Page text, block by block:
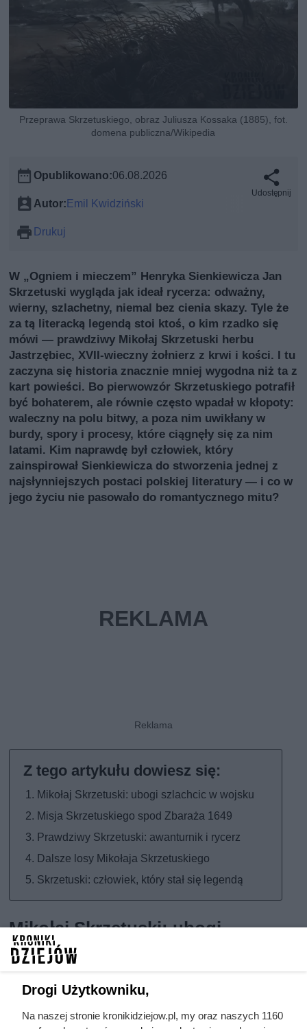
Przeprawa Skrzetuskiego, obraz Juliusza Kossaka (1885), fot.
domena publiczna/Wikipedia
Opublikowano:06.08.2026
Autor:Emil Kwidziński
Drukuj
Udostępnij
W „Ogniem i mieczem” Henryka Sienkiewicza Jan
Skrzetuski wygląda jak ideał rycerza: odważny,
wierny, szlachetny, niemal bez cienia skazy. Tyle że
za tą literacką legendą stoi ktoś, o kim rzadko się
mówi — prawdziwy Mikołaj Skrzetuski herbu
Jastrzębiec, XVII‑wieczny żołnierz z krwi i kości. I tu
zaczyna się historia znacznie mniej wygodna niż ta z
kart powieści. Bo pierwowzór Skrzetuskiego potrafił
być bohaterem, ale równie często wpadał w kłopoty:
waleczny na polu bitwy, a poza nim uwikłany w
burdy, spory i procesy, które ciągnęły się za nim
latami. Kim naprawdę był człowiek, który
zainspirował Sienkiewicza do stworzenia jednej z
najsłynniejszych postaci polskiej literatury — i co w
jego życiu nie pasowało do romantycznego mitu?
Mikołaj Skrzetuski: ubogi szlachcic w wojsku
Misja Skrzetuskiego spod Zbaraża 1649
Prawdziwy Skrzetuski: awanturnik i rycerz
Dalsze losy Mikołaja Skrzetuskiego
Skrzetuski: człowiek, który stał się legendą
Mikołaj Skrzetuski: ubogi
szlachcic w wojsku
Rożnowie pod Poznaniem. Jego rodzina używała
dawnego, cenionego herbu Jastrzębiec, jednak on sam
Drogi Użytkowniku,
Na naszej stronie kronikidziejow.pl, my oraz naszych 1160